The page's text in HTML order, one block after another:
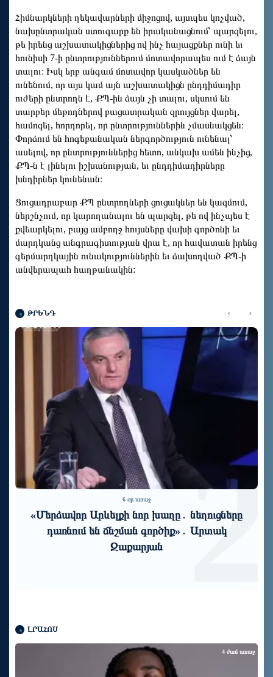
ԼՐԱՀՈՍ
4 ժամ առաջ
Հիմնարկների ղեկավարների միջոցով, այսպես կոչված,
նախընտրական ստուգարք են իրականացնում՝ պարզելու,
թե իրենց աշխատակիցներից ով ինչ հայացքներ ունի եւ
հունիսի 7-ի ընտրություններում մոտավորապես ում է ձայն
տալու։ Իսկ երբ անգամ մոտավոր կասկածներ են
ունենում, որ այս կամ այն աշխատակիցն ընդդիմադիր
ուժերի ընտրողն է, ՔՊ-ին ձայն չի տալու, սկսում են
տարբեր մեթոդներով բացատրական զրույցներ վարել,
համոզել, հորդորել, որ ընտրություններին չմասնակցեն։
Փորձում են հոգեբանական ներգործություն ունենալ՝
ասելով, որ ընտրություններից հետո, անկախ ամեն ինչից,
ՔՊ-ն է լինելու իշխանության, եւ ընդդիմադիրները
խնդիրներ կունենան։
Ցուցադրաբար ՔՊ ընտրողների ցուցակներ են կազմում,
ներշնչում, որ կարողանալու են պարզել, թե ով ինչպես է
քվեարկելու, բայց ամբողջ հույսները վախի գործոնի եւ
մարդկանց անգրագիտության վրա է, որ հավատան իրենց
գերմարդկային ունակություններին եւ ձախողված ՔՊ-ի
անվերապահ հաղթանակին:
ԹՐԵՆԴ
6 օր առաջ
«Մերձավոր Արևելքի նոր խաղը․ նեղուցները
դառնում են ճնշման գործիք»․ Արտակ
Զաքարյան
2
‹ ›